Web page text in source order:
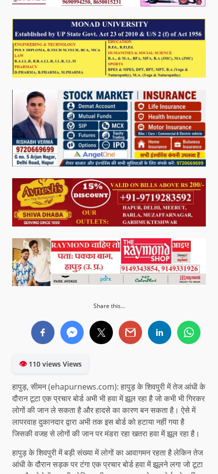
Share this...
👁110 views Views
हापुड़, सीमन (ehapurnews.com): हापुड़ के शिवपुरी में तेज आंधी के
दौरान टूटा एक प्रचार बोर्ड अभी भी हवा में झूल रहा है जो कभी भी गिरकर
लोगों की जान ले सकता है और हादसे का कारण बन सकता है। ऐसे में
लापरवाह दुकानदार द्वारा अभी तक इस बोर्ड को हटाया नहीं गया है
जिसकी वजह से लोगों की जान पर मंडरा रहा खतरा हवा में झूल रहा है।
हापुड़ के शिवपुरी में बड़ी संख्या में लोगों का आवागमन रहता है लेकिन तेज
आंधी के दौरान सड़क पर टंगा एक प्रचार बोर्ड हवा में झूलने लगा जो टूटा